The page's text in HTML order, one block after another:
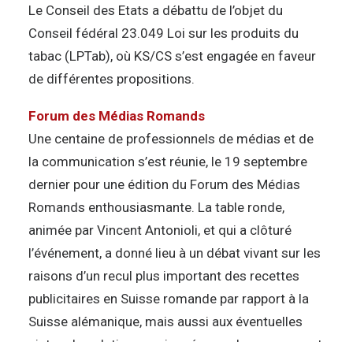
Le Conseil des Etats a débattu de l’objet du
Conseil fédéral 23.049 Loi sur les produits du
tabac (LPTab), où KS/CS s’est engagée en faveur
de différentes propositions.
Forum des Médias Romands
Une centaine de professionnels de médias et de
la communication s’est réunie, le 19 septembre
dernier pour une édition du Forum des Médias
Romands enthousiasmante. La table ronde,
animée par Vincent Antonioli, et qui a clôturé
l’événement, a donné lieu à un débat vivant sur les
raisons d’un recul plus important des recettes
publicitaires en Suisse romande par rapport à la
Suisse alémanique, mais aussi aux éventuelles